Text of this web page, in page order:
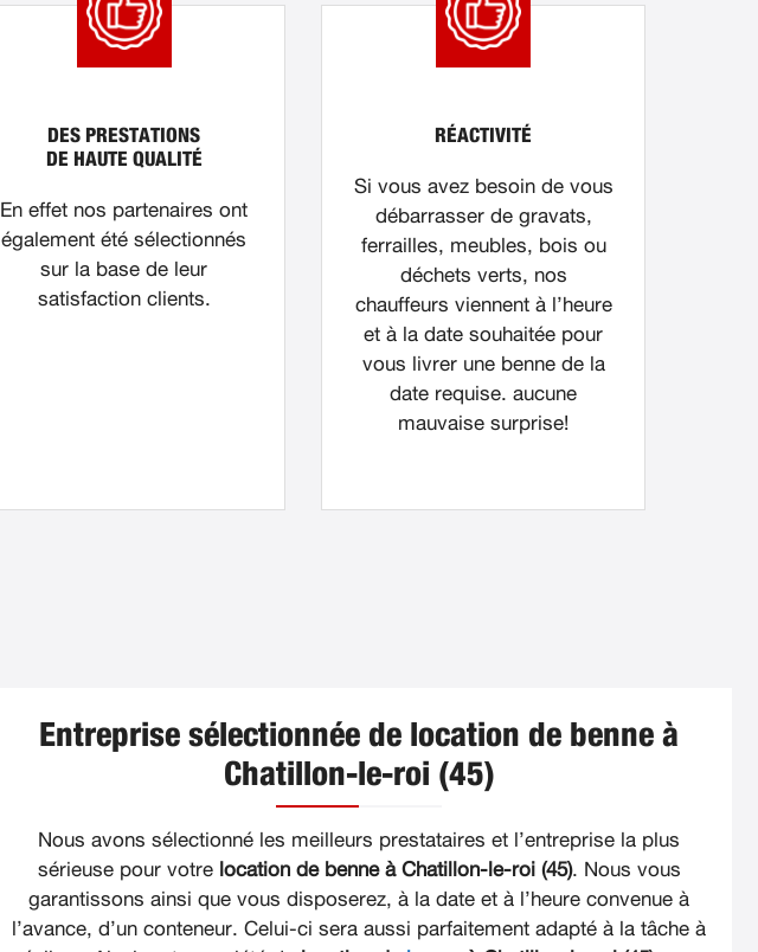
DES PRESTATIONS
DE HAUTE QUALITÉ
En effet nos partenaires ont
également été sélectionnés
sur la base de leur
satisfaction clients.
RÉACTIVITÉ
Si vous avez besoin de vous
débarrasser de gravats,
ferrailles, meubles, bois ou
déchets verts, nos
chauffeurs viennent à l’heure
et à la date souhaitée pour
vous livrer une benne de la
date requise. aucune
mauvaise surprise!
Entreprise sélectionnée de location de benne à
Chatillon-le-roi (45)
Nous avons sélectionné les meilleurs prestataires et l’entreprise la plus
sérieuse pour votre location de benne à Chatillon-le-roi (45). Nous vous
garantissons ainsi que vous disposerez, à la date et à l’heure convenue à
l’avance, d’un conteneur. Celui-ci sera aussi parfaitement adapté à la tâche à